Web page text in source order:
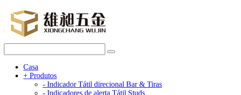
Casa
+ Produtos
- Indicador Tátil direcional Bar & Tiras
- Indicadores de alerta Tátil Studs